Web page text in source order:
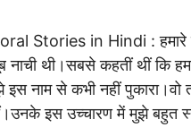
Stories in Hindi :
नाची थी।सबसे कहतीं थीं कि
इस नाम से कभी नहीं पुकारा।वो
इस उच्चारण में मुझे बहुत